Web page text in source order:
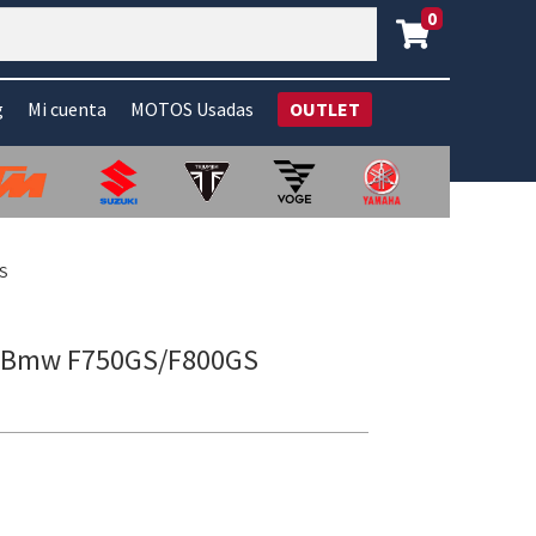
0
Mi cuenta MOTOS Usadas OUTLET
F750GS/F800GS